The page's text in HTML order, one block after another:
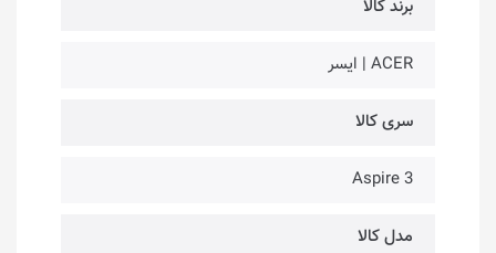
برند کالا
ACER | ایسر
سری کالا
Aspire 3
مدل کالا